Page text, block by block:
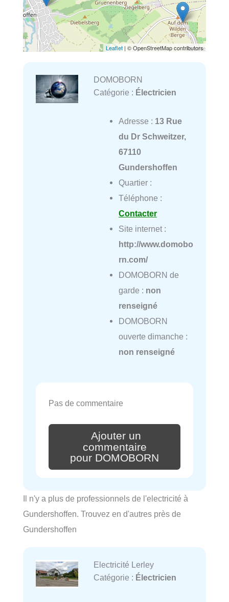
Leaflet | © OpenStreetMap contributors
DOMOBORN
Catégorie : Électricien
Adresse : 13 Rue
du Dr Schweitzer,
67110
Gundershoffen
Quartier :
Téléphone :
Contacter
Site internet :
http://www.domobo
rn.com/
DOMOBORN de
garde : non
renseigné
DOMOBORN
ouverte dimanche :
non renseigné
Pas de commentaire
Ajouter un
commentaire
pour DOMOBORN
Il n'y a plus de professionnels de l'electricité à
Gundershoffen. Trouvez en d'autres près de
Gundershoffen
Electricité Lerley
Catégorie : Électricien